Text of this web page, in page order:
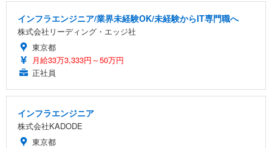
インフラエンジニア/業界未経験OK/未経験からIT専門職へ
株式会社リーディング・エッジ社
東京都
月給33万3,333円～50万円
正社員
インフラエンジニア
株式会社KADODE
東京都